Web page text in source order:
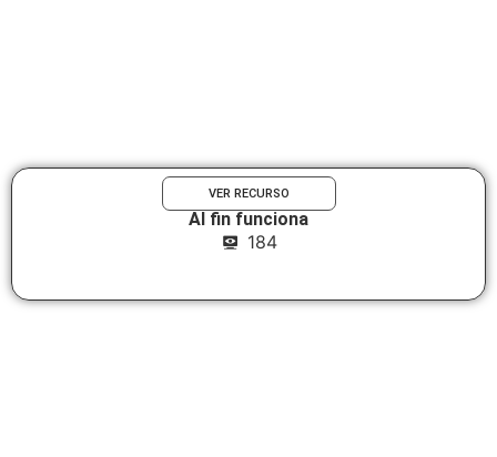
VER RECURSO
Al fin funciona
184